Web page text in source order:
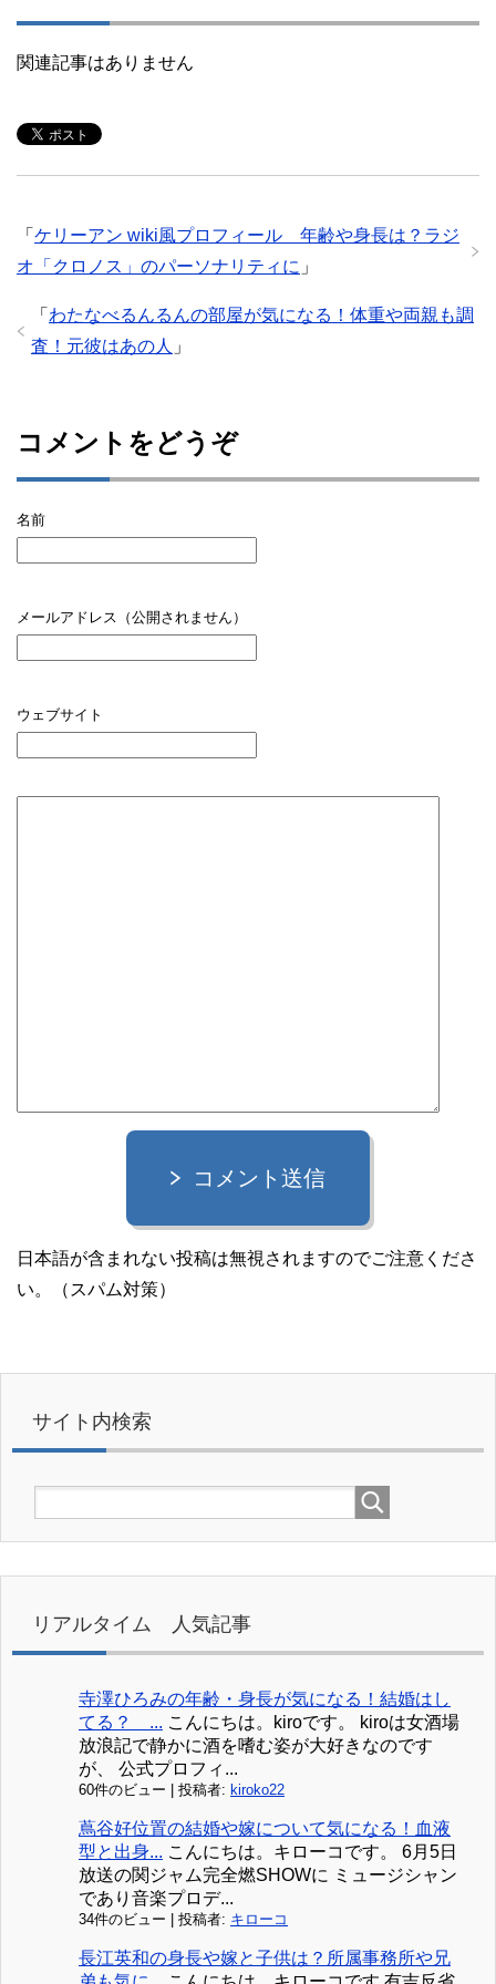
関連記事はありません
「 ケリーアン wiki風プロフィール 年齢や身長は？ラジ
オ「クロノス」のパーソナリティに 」
「 わたなべるんるんの部屋が気になる！体重や両親も調
査！元彼はあの人 」
コメントをどうぞ
名前
メールアドレス（公開されません）
ウェブサイト
コメント送信
日本語が含まれない投稿は無視されますのでご注意くださ
い。（スパム対策）
サイト内検索
リアルタイム 人気記事
寺澤ひろみの年齢・身長が気になる！結婚はし
てる？ ... こんにちは。kiroです。 kiroは女酒場
放浪記で静かに酒を嗜む姿が大好きなのです
が、 公式プロフィ...
60件のビュー 投稿者: kiroko22
蔦谷好位置の結婚や嫁について気になる！血液
型と出身... こんにちは。キローコです。 6月5日
放送の関ジャム完全燃SHOWに ミュージシャン
であり音楽プロデ...
34件のビュー 投稿者: キローコ
長江英和の身長や嫁と子供は？所属事務所や兄